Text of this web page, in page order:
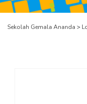
Sekolah Gemala Ananda >